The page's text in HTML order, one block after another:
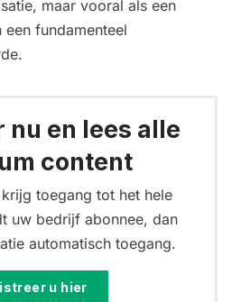
maar vooral als een
fundamenteel
nu en lees alle
content
toegang tot het hele
uw bedrijf abonnee, dan
automatisch toegang.
u hier